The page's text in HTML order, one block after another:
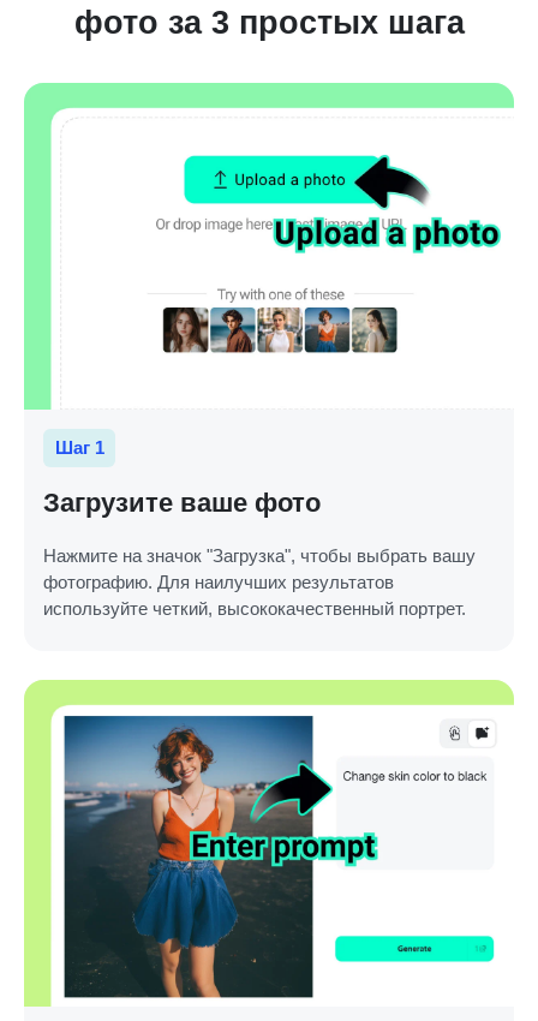
фото за 3 простых шага
Шаг 1
Загрузите ваше фото
Нажмите на значок "Загрузка", чтобы выбрать вашу
фотографию. Для наилучших результатов
используйте четкий, высококачественный портрет.